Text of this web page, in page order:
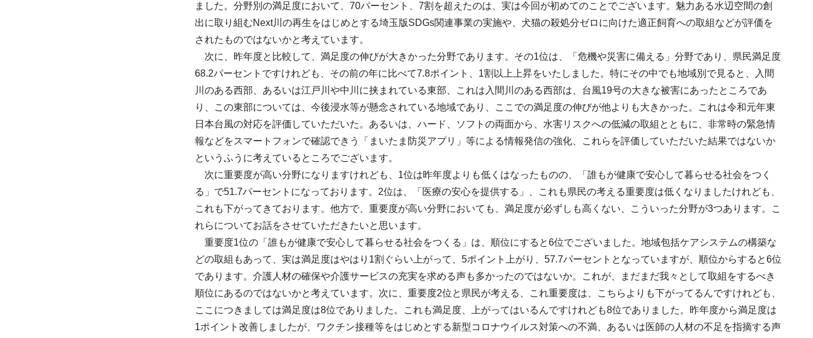
ました。分野別の満足度において、70パーセント、7割を超えたのは、実は今回が初めてのことでございます。魅力ある水辺空間の創
出に取り組むNext川の再生をはじめとする埼玉版SDGs関連事業の実施や、犬猫の殺処分ゼロに向けた適正飼育への取組などが評価を
されたものではないかと考えています。
次に、昨年度と比較して、満足度の伸びが大きかった分野であります。その1位は、「危機や災害に備える」分野であり、県民満足度
68.2パーセントですけれども、その前の年に比べて7.8ポイント、1割以上上昇をいたしました。特にその中でも地域別で見ると、入間
川のある西部、あるいは江戸川や中川に挟まれている東部、これは入間川のある西部は、台風19号の大きな被害にあったところであ
り、この東部については、今後浸水等が懸念されている地域であり、ここでの満足度の伸びが他よりも大きかった。これは令和元年東
日本台風の対応を評価していただいた。あるいは、ハード、ソフトの両面から、水害リスクへの低減の取組とともに、非常時の緊急情
報などをスマートフォンで確認できう「まいたま防災アプリ」等による情報発信の強化、これらを評価していただいた結果ではないか
というふうに考えているところでございます。
次に重要度が高い分野になりますけれども、1位は昨年度よりも低くはなったものの、「誰もが健康で安心して暮らせる社会をつく
る」で51.7パーセントになっております。2位は、「医療の安心を提供する」、これも県民の考える重要度は低くなりましたけれども、
これも下がってきております。他方で、重要度が高い分野においても、満足度が必ずしも高くない、こういった分野が3つあります。こ
れらについてお話をさせていただきたいと思います。
重要度1位の「誰もが健康で安心して暮らせる社会をつくる」は、順位にすると6位でございました。地域包括ケアシステムの構築な
どの取組もあって、実は満足度はやはり1割ぐらい上がって、5ポイント上がり、57.7パーセントとなっていますが、順位からすると6位
であります。介護人材の確保や介護サービスの充実を求める声も多かったのではないか。これが、まだまだ我々として取組をするべき
順位にあるのではないかと考えています。次に、重要度2位と県民が考える、これ重要度は、こちらよりも下がってるんですけれども、
ここにつきましては満足度は8位でありました。これも満足度、上がってはいるんですけれども8位でありました。昨年度から満足度は
1ポイント改善しましたが、ワクチン接種等をはじめとする新型コロナウイルス対策への不満、あるいは医師の人材の不足を指摘する声